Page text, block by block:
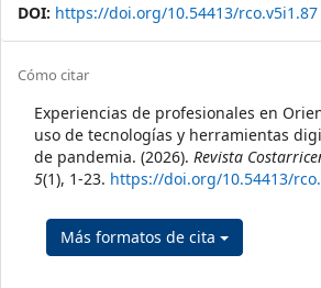
DOI: https://doi.org/10.54413/rco.v5i1.87
Cómo citar
Experiencias de profesionales en
uso de tecnologías y herramientas
de pandemia. (2026). Revista
5(1), 1-23. https://doi.org/10.54413/
Más formatos de cita